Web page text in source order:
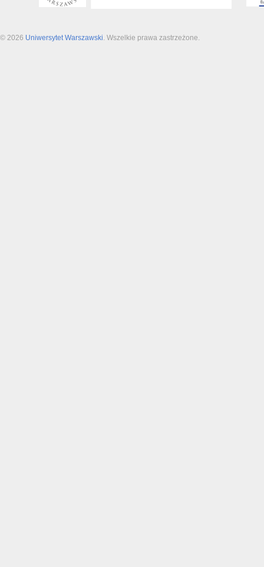
© 2026 Uniwersytet Warszawski . Wszelkie prawa zastrzeżone.